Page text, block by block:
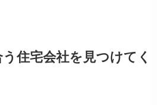
住宅会社を見つけてく